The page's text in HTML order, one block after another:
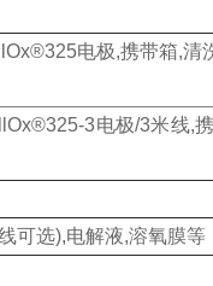
电极,携带箱,清
3电极/3米线,
可选),电解液,溶氧膜等